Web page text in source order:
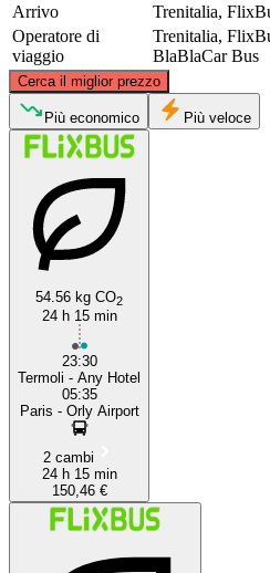
Arrivo
Trenitalia,
Operatore di
viaggio
Trenitalia,
BlaBlaCar Bus
Cerca il miglior prezzo
©
Più economico Più veloce
54.56 kg CO2
24 h 15 min
23:30
Termoli - Any Hotel
05:35
Paris - Orly Airport
2 cambi
24 h 15 min
150,46 €